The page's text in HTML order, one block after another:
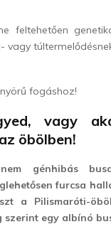
feltehetően
vagy
fogáshoz!
vagy
öbölben!
génhibás
furcsa
a Pilismaróti-
szerint egy albínó